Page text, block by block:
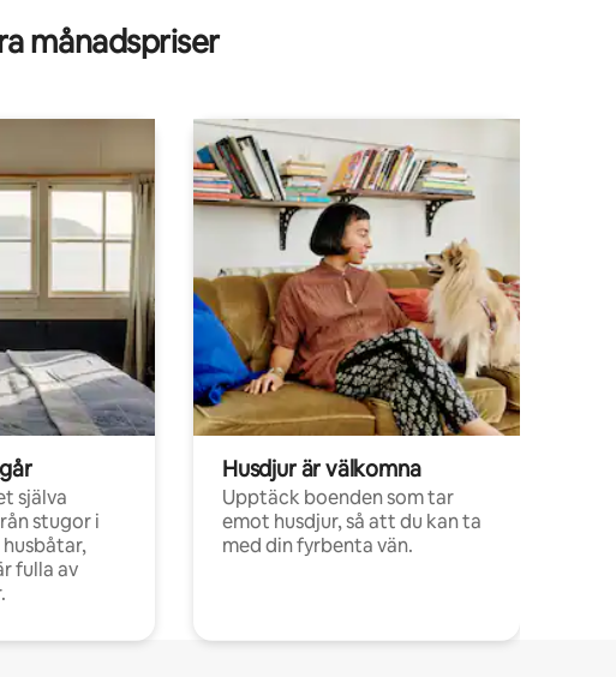
månadspriser
själva
stugor i
fulla av
Husdjur är välkomna
Upptäck boenden som tar
emot husdjur, så att du kan ta
med din fyrbenta vän.